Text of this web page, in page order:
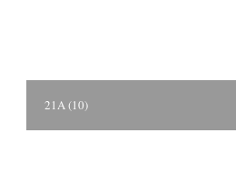
21A (10)